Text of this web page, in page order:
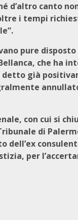
d’altro canto
i tempi
pure
che ha
già
con cui si
di
per